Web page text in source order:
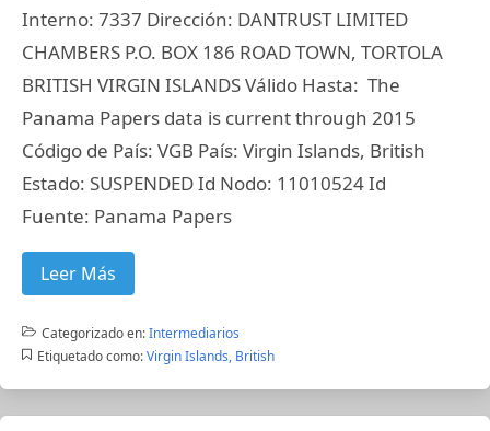
Interno: 7337 Dirección: DANTRUST LIMITED
CHAMBERS P.O. BOX 186 ROAD TOWN, TORTOLA
BRITISH VIRGIN ISLANDS Válido Hasta: The
Panama Papers data is current through 2015
Código de País: VGB País: Virgin Islands, British
Estado: SUSPENDED Id Nodo: 11010524 Id
Fuente: Panama Papers
Leer Más
Categorizado en:Intermediarios
Etiquetado como: Virgin Islands, British